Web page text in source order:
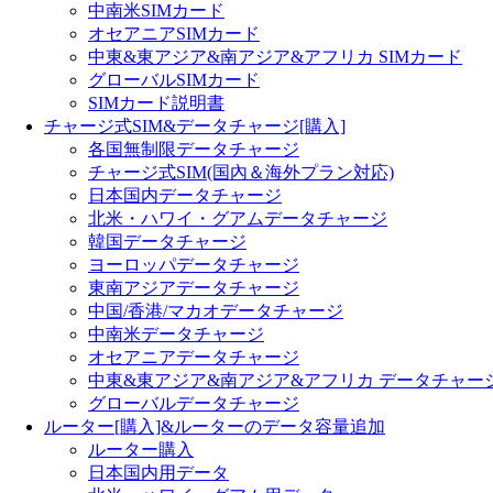
中南米SIMカード
オセアニアSIMカード
中東&東アジア&南アジア&アフリカ SIMカード
グローバルSIMカード
SIMカード説明書
チャージ式SIM&データチャージ[購入]
各国無制限データチャージ
チャージ式SIM(国內＆海外プラン対応)
日本国内データチャージ
北米・ハワイ・グアムデータチャージ
韓国データチャージ
ヨーロッパデータチャージ
東南アジアデータチャージ
中国/香港/マカオデータチャージ
中南米データチャージ
オセアニアデータチャージ
中東&東アジア&南アジア&アフリカ データチャー
グローバルデータチャージ
ルーター[購入]&ルーターのデータ容量追加
ルーター購入
日本国内用データ